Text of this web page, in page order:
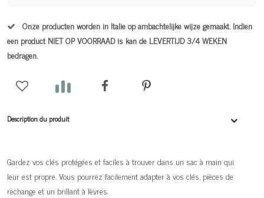
Onze producten worden in Italie op ambachtelijke wijze gemaakt. Indien
een product NIET OP VOORRAAD is kan de LEVERTIJD 3/4 WEKEN
bedragen.
Description du produit
Gardez vos clés protégées et faciles à trouver dans un sac à main qui
leur est propre. Vous pourrez facilement adapter à vos clés, pièces de
rechange et un brillant à lèvres.